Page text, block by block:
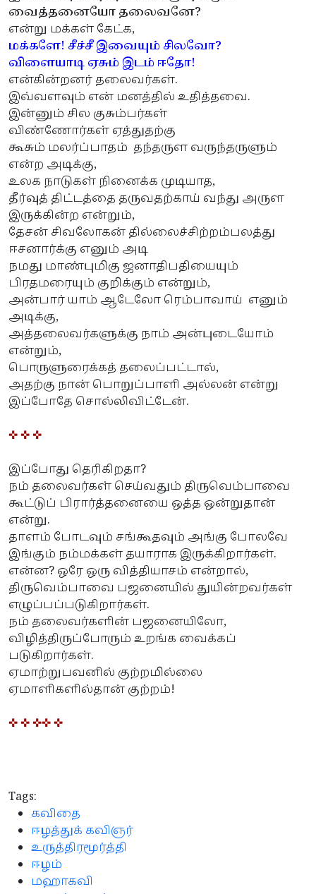
வைத்தனையோ தலைவனே?
என்று மக்கள் கேட்க,
மக்களே! சீச்சீ இவையும் சிலவோ?
விளையாடி ஏசும் இடம் ஈதோ!
என்கின்றனர் தலைவர்கள்.
இவ்வளவும் என் மனத்தில் உதித்தவை.
இன்னும் சில குசும்பர்கள்
விண்ணோர்கள் ஏத்துதற்கு
கூசும் மலர்ப்பாதம் தந்தருள வருந்தருளும்
என்ற அடிக்கு,
உலக நாடுகள் நினைக்க முடியாத,
தீர்வுத் திட்டத்தை தருவதற்காய் வந்து அருள
இருக்கின்ற என்றும்,
தேசன் சிவலோகன் தில்லைச்சிற்றம்பலத்து
ஈசனார்க்கு எனும் அடி
நமது மாண்புமிகு ஜனாதிபதியையும்
பிரதமரையும் குறிக்கும் என்றும்,
அன்பார் யாம் ஆடேலோ ரெம்பாவாய் எனும்
அடிக்கு,
அத்தலைவர்களுக்கு நாம் அன்புடையோம்
என்றும்,
பொருளுரைக்கத் தலைப்பட்டால்,
அதற்கு நான் பொறுப்பாளி அல்லன் என்று
இப்போதே சொல்லிவிட்டேன்.
✜ ✜ ✜
இப்போது தெரிகிறதா?
நம் தலைவர்கள் செய்வதும் திருவெம்பாவை
கூட்டுப் பிரார்த்தனையை ஒத்த ஒன்றுதான்
என்று.
தாளம் போடவும் சங்கூதவும் அங்கு போலவே
இங்கும் நம்மக்கள் தயாராக இருக்கிறார்கள்.
என்ன? ஒரே ஒரு வித்தியாசம் என்றால்,
திருவெம்பாவை பஜனையில் துயின்றவர்கள்
எழுப்பப்படுகிறார்கள்.
நம் தலைவர்களின் பஜனையிலோ,
விழித்திருப்போரும் உறங்க வைக்கப்
படுகிறார்கள்.
ஏமாற்றுபவனில் குற்றமில்லை
ஏமாளிகளில்தான் குற்றம்!
✜ ✜ ✜✜ ✜
Tags:
கவிதை
ஈழத்துக் கவிஞர்
உருத்திரமூர்த்தி
ஈழம்
மஹாகவி